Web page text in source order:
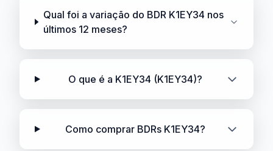
Qual foi a variação do BDR K1EY34 nos
últimos 12 meses?
O que é a K1EY34 (K1EY34)?
Como comprar BDRs K1EY34?